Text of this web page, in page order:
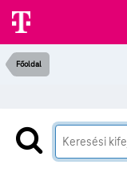
Főoldal